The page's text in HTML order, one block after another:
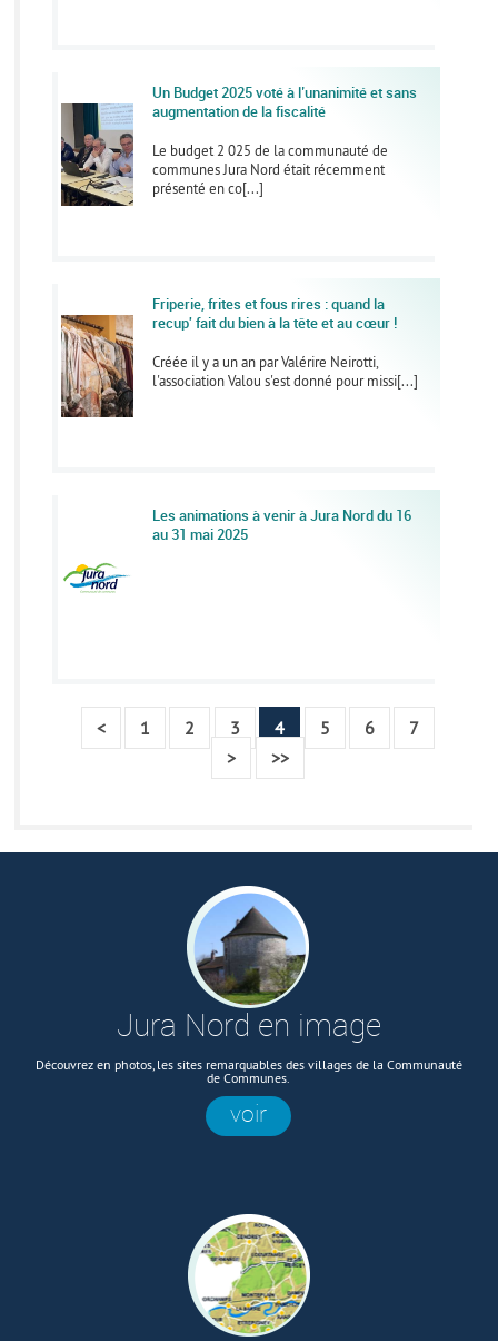
Un Budget 2025 voté à l’unanimité et sans
augmentation de la fiscalité
Le budget 2 025 de la communauté de
communes Jura Nord était récemment
présenté en co[...]
Friperie, frites et fous rires : quand la
recup' fait du bien à la tête et au cœur !
Créée il y a un an par Valérire Neirotti,
l'association Valou s'est donné pour missi[...]
Les animations à venir à Jura Nord du 16
au 31 mai 2025
< 1 2 3 4 5 6
7
>
>>
Jura Nord en image
Découvrez en photos, les sites remarquables des villages de la Communauté
de Communes.
voir